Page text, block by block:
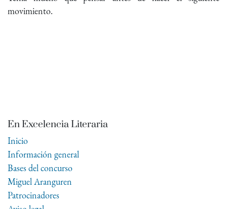
movimiento.
En Excelencia Literaria
Inicio
Información general
Bases del concurso
Miguel Aranguren
Patrocinadores